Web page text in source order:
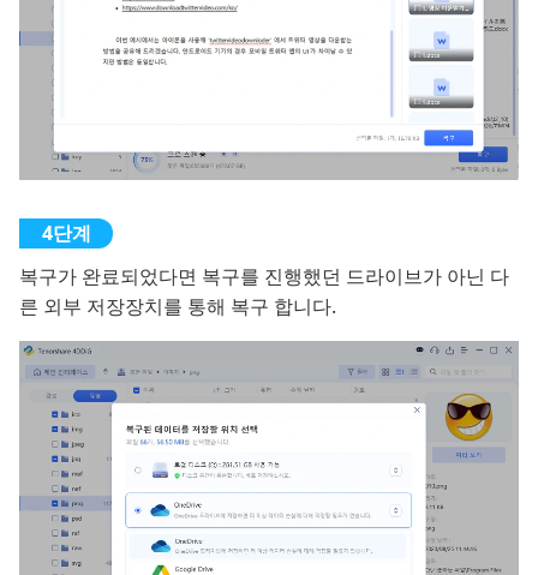
복구가 완료되었다면 복구를 진행했던 드라이브가 아닌 다
른 외부 저장장치를 통해 복구 합니다.